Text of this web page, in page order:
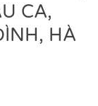
CA,
HÀ